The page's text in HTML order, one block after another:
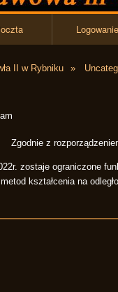
Logowanie
II w Rybniku
Zgodnie z
zostaje ograniczone
metod kształcenia na